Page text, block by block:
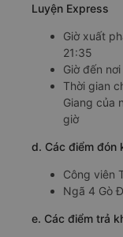
Luyện Express
Giờ xuất
21:35
Giờ đến
Thời gian
Giang của
giờ
d. Các điểm đón
Công viên
Ngã 4 Gò
e. Các điểm trả